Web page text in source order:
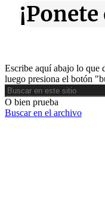
Escribe aquí abajo lo que
luego presiona el botón
Buscar
O bien prueba
Buscar en el archivo